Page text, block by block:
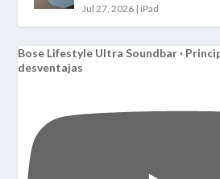
Jul 27, 2026 | iPad
Bose Lifestyle Ultra Soundbar ·
desventajas